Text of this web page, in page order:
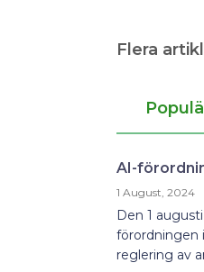
Flera
AI-
1 August, 2024
Den 1
förordningen
reglering av